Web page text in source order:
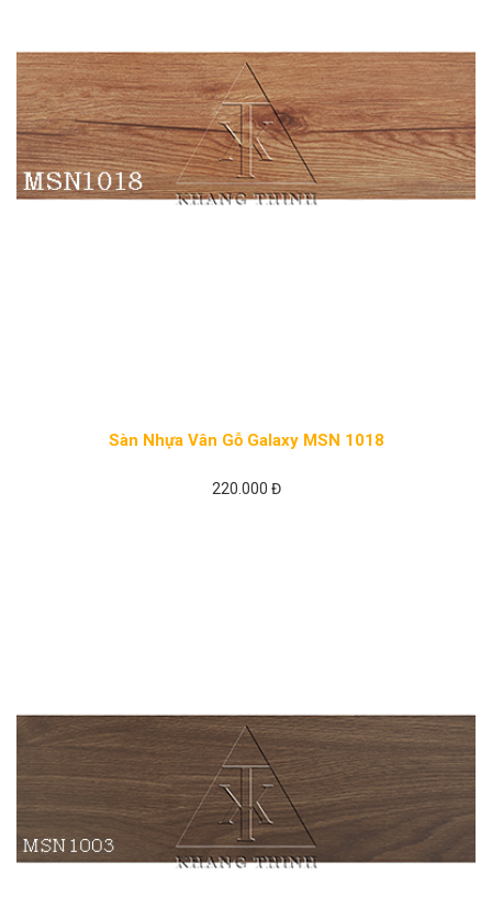
Sàn Nhựa Vân Gỗ Galaxy MSN 1018
220.000 Đ